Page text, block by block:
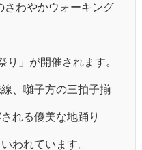
さわやかウォーキング
り」が開催されます。
、囃子方の三拍子揃
れる優美な地踊り
われています。